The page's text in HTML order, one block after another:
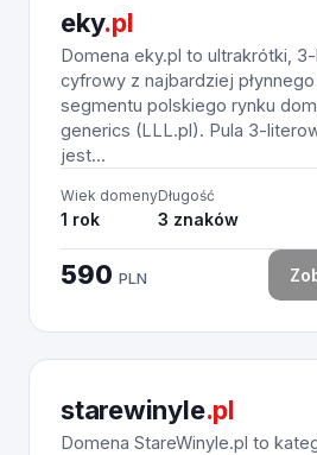
eky.pl
Domena eky.pl to ultrakrótki,
cyfrowy z najbardziej
segmentu polskiego rynku
generics (LLL.pl). Pula 3-
jest...
Wiek domeny
1 rok
Długość
3 znaków
590 PLN
starewinyle.pl
Domena StareWinyle.pl to